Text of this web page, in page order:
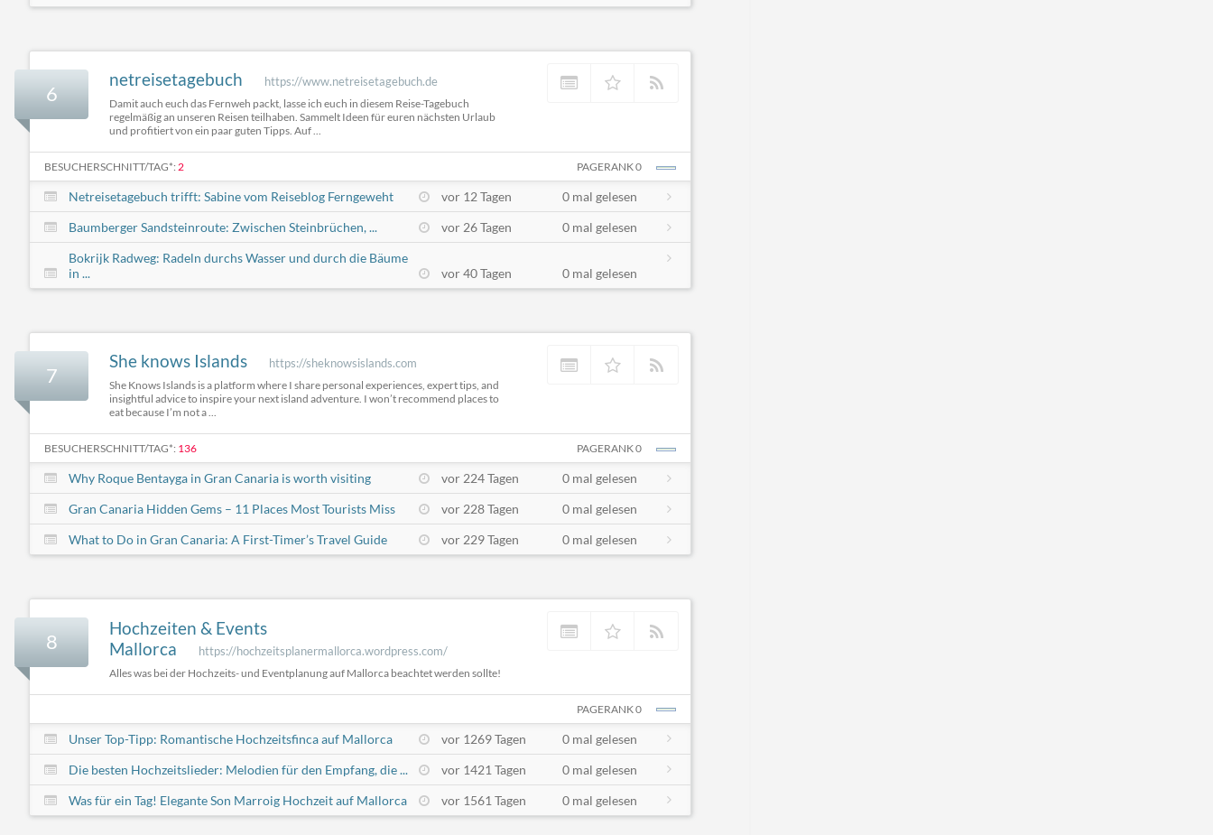
6
netreisetagebuch https://www.netreisetagebuch.de
Damit auch euch das Fernweh packt, lasse ich euch in diesem Reise-Tagebuch
regelmäßig an unseren Reisen teilhaben. Sammelt Ideen für euren nächsten Urlaub
und profitiert von ein paar guten Tipps. Auf ...
BESUCHERSCHNITT/TAG*: 2 PAGERANK 0
Netreisetagebuch trifft: Sabine vom Reiseblog Ferngeweht vor 12 Tagen
0 mal gelesen
Baumberger Sandsteinroute: Zwischen Steinbrüchen, ...
vor 26 Tagen
0 mal gelesen
Bokrijk Radweg: Radeln durchs Wasser und durch die Bäume
in ...
vor 40 Tagen 0 mal gelesen
7
She knows Islands https://sheknowsislands.com
She Knows Islands is a platform where I share personal experiences, expert tips, and
insightful advice to inspire your next island adventure. I won’t recommend places to
eat because I’m not a ...
BESUCHERSCHNITT/TAG*: 136 PAGERANK 0
Why Roque Bentayga in Gran Canaria is worth visiting vor 224 Tagen
0 mal gelesen
Gran Canaria Hidden Gems – 11 Places Most Tourists Miss
vor 228 Tagen
0 mal gelesen
What to Do in Gran Canaria: A First-Timer’s Travel Guide
vor 229 Tagen 0 mal gelesen
8
Hochzeiten & Events
Mallorca
https://hochzeitsplanermallorca.wordpress.com/
Alles was bei der Hochzeits- und Eventplanung auf Mallorca beachtet werden sollte!
PAGERANK 0
Unser Top-Tipp: Romantische Hochzeitsfinca auf Mallorca vor 1269 Tagen
0 mal gelesen
Die besten Hochzeitslieder: Melodien für den Empfang, die ...
vor 1421 Tagen
0 mal gelesen
Was für ein Tag! Elegante Son Marroig Hochzeit auf Mallorca
vor 1561 Tagen 0 mal gelesen